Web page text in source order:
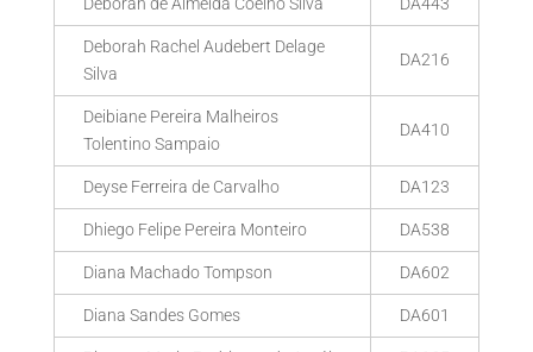
Deborah Rachel Audebert Delage
Silva
DA216
Deibiane Pereira Malheiros
Tolentino Sampaio
DA410
Deyse Ferreira de Carvalho DA123
Dhiego Felipe Pereira Monteiro DA538
Diana Machado Tompson DA602
Diana Sandes Gomes DA601